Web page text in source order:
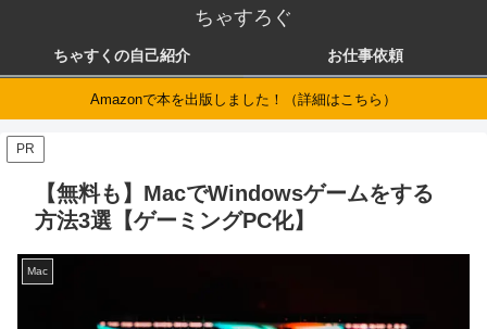
ちゃすろぐ
ちゃすくの自己紹介 お仕事依頼
Amazonで本を出版しました！（詳細はこちら）
PR
【無料も】MacでWindowsゲームをする
方法3選【ゲーミングPC化】
Mac